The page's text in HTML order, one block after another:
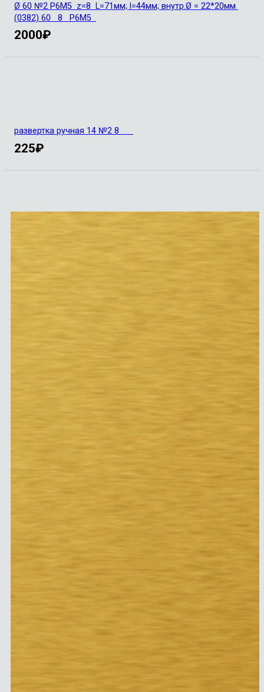
Ø 60 №2 Р6М5 z=8 L=71мм; l=44мм; внутр.Ø = 22*20мм
(0382) 60 8 Р6М5
2000₽
развертка ручная 14 №2 8
225₽